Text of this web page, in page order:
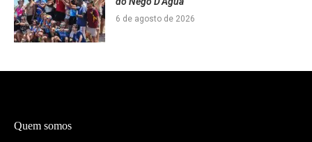
6 de agosto de 2026
Quem somos